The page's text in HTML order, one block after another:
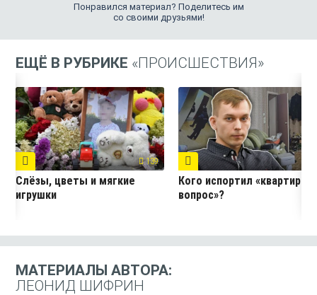
Понравился материал? Поделитесь им
со своими друзьями!
ЕЩЁ В РУБРИКЕ «ПРОИСШЕСТВИЯ»
139
Слёзы, цветы и мягкие
игрушки
Кого испортил
вопрос»?
МАТЕРИАЛЫ АВТОРА:
ЛЕОНИД ШИФРИН